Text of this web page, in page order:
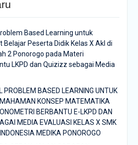
Based Learning untuk
Peserta Didik Kelas X Akl di
2 Ponorogo pada Materi
LKPD dan Quizizz sebagai Media
PROBLEM BASED LEARNING UNTUK
KONSEP MATEMATIKA
BERBANTU E-LKPD DAN
MEDIA EVALUASI KELAS X SMK
MEDIKA PONOROGO